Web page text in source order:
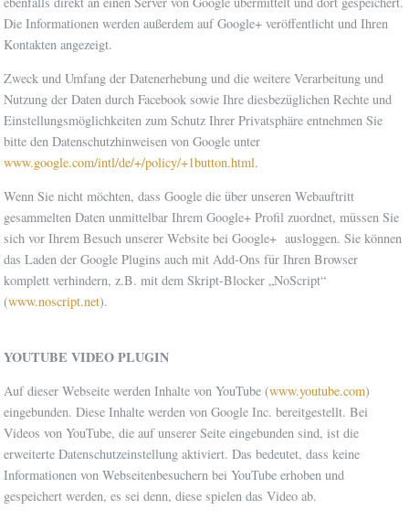
Die Informationen werden außerdem auf Google+ veröffentlicht und Ihren
Kontakten angezeigt.
Zweck und Umfang der Datenerhebung und die weitere Verarbeitung und
Nutzung der Daten durch Facebook sowie Ihre diesbezüglichen Rechte und
Einstellungsmöglichkeiten zum Schutz Ihrer Privatsphäre entnehmen Sie
bitte den Datenschutzhinweisen von Google unter
www.google.com/intl/de/+/policy/+1button.html.
Wenn Sie nicht möchten, dass Google die über unseren Webauftritt
gesammelten Daten unmittelbar Ihrem Google+ Profil zuordnet, müssen Sie
sich vor Ihrem Besuch unserer Website bei Google+ ausloggen. Sie können
das Laden der Google Plugins auch mit Add-Ons für Ihren Browser
komplett verhindern, z.B. mit dem Skript-Blocker „NoScript“
(www.noscript.net).
YOUTUBE VIDEO PLUGIN
Auf dieser Webseite werden Inhalte von YouTube (www.youtube.com)
eingebunden. Diese Inhalte werden von Google Inc. bereitgestellt. Bei
Videos von YouTube, die auf unserer Seite eingebunden sind, ist die
erweiterte Datenschutzeinstellung aktiviert. Das bedeutet, dass keine
Informationen von Webseitenbesuchern bei YouTube erhoben und
gespeichert werden, es sei denn, diese spielen das Video ab.